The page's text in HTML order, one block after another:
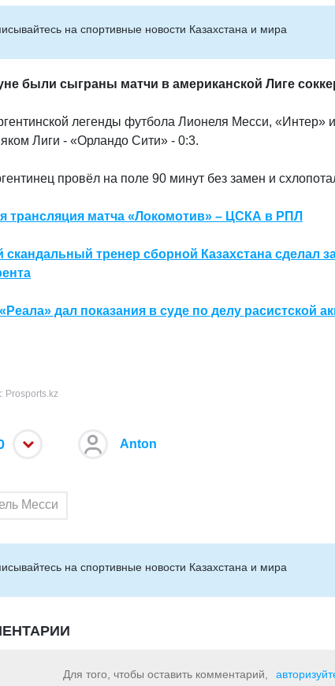
на cпортивные новости Казахстана и мира
были сыграны матчи в американской Лиге
легенды футбола Лионеля Месси, «Интер»
Лиги - «Орландо Сити» - 0:3.
провёл на поле 90 минут без замен и
трансляция матча «Локомотив» – ЦСКА в РПЛ
тренер сборной Казахстана сделал
дал показания в суде по делу расистской
Prosports.kz
Anton
Месси
на cпортивные новости Казахстана и мира
Для того, чтобы оставить комментарий,